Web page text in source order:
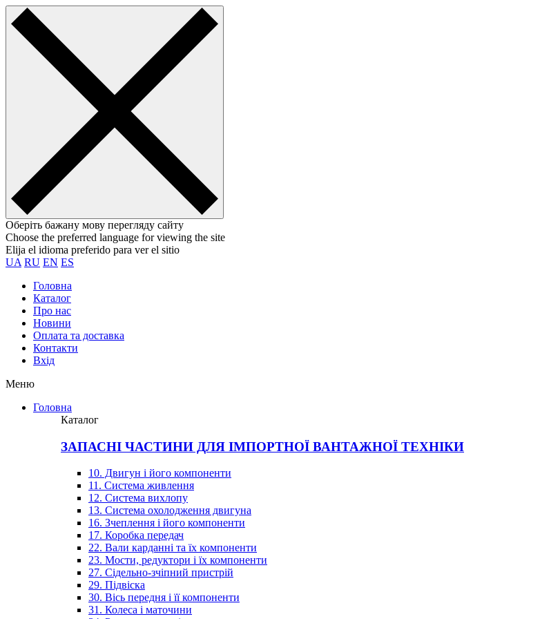
Оберіть бажану мову перегляду сайту
Choose the preferred language for viewing the site
Elija el idioma preferido para ver el sitio
UA RU EN ES
Головна
Каталог
Про нас
Новини
Оплата та доставка
Контакти
Вхiд
Меню
Головна
Каталог
ЗАПАСНІ ЧАСТИНИ ДЛЯ ІМПОРТНОЇ ВАНТАЖНОЇ ТЕХНІКИ
10. Двигун і його компоненти
11. Система живлення
12. Система вихлопу
13. Система охолодження двигуна
16. Зчеплення і його компоненти
17. Коробка передач
22. Вали карданні та їх компоненти
23. Мости, редуктори і їх компоненти
27. Сідельно-зчіпний пристрій
29. Підвіска
30. Вісь передня і її компоненти
31. Колеса і маточини